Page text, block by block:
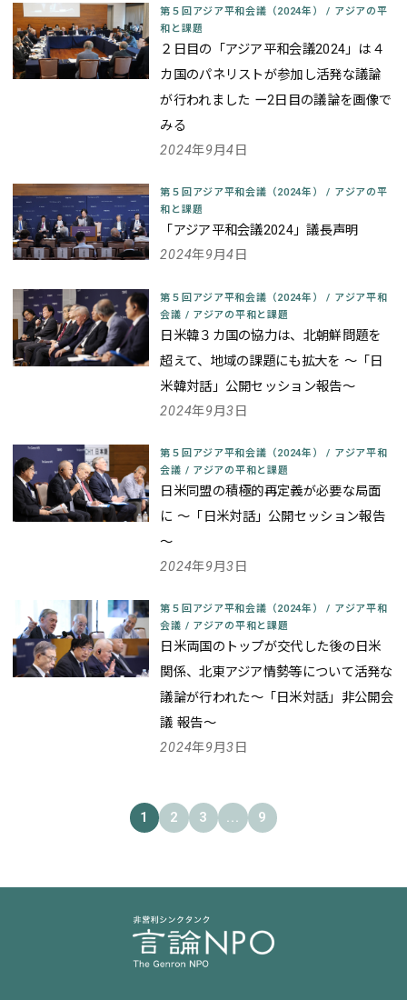
第５回アジア平和会議（2024年）/ アジアの平
和と課題
２日目の「アジア平和会議2024」は４
カ国のパネリストが参加し活発な議論
が行われました ー2日目の議論を画像で
みる
2024年9月4日
第５回アジア平和会議（2024年）/ アジアの平
和と課題
「アジア平和会議2024」議長声明
2024年9月4日
第５回アジア平和会議（2024年）/ アジア平和
会議 / アジアの平和と課題
日米韓３カ国の協力は、北朝鮮問題を
超えて、地域の課題にも拡大を ～「日
米韓対話」公開セッション報告～
2024年9月3日
第５回アジア平和会議（2024年）/ アジア平和
会議 / アジアの平和と課題
日米同盟の積極的再定義が必要な局面
に ～「日米対話」公開セッション報告
～
2024年9月3日
第５回アジア平和会議（2024年）/ アジア平和
会議 / アジアの平和と課題
日米両国のトップが交代した後の日米
関係、北東アジア情勢等について活発な
議論が行われた～「日米対話」非公開会
議 報告～
2024年9月3日
1 2 3 ... 9